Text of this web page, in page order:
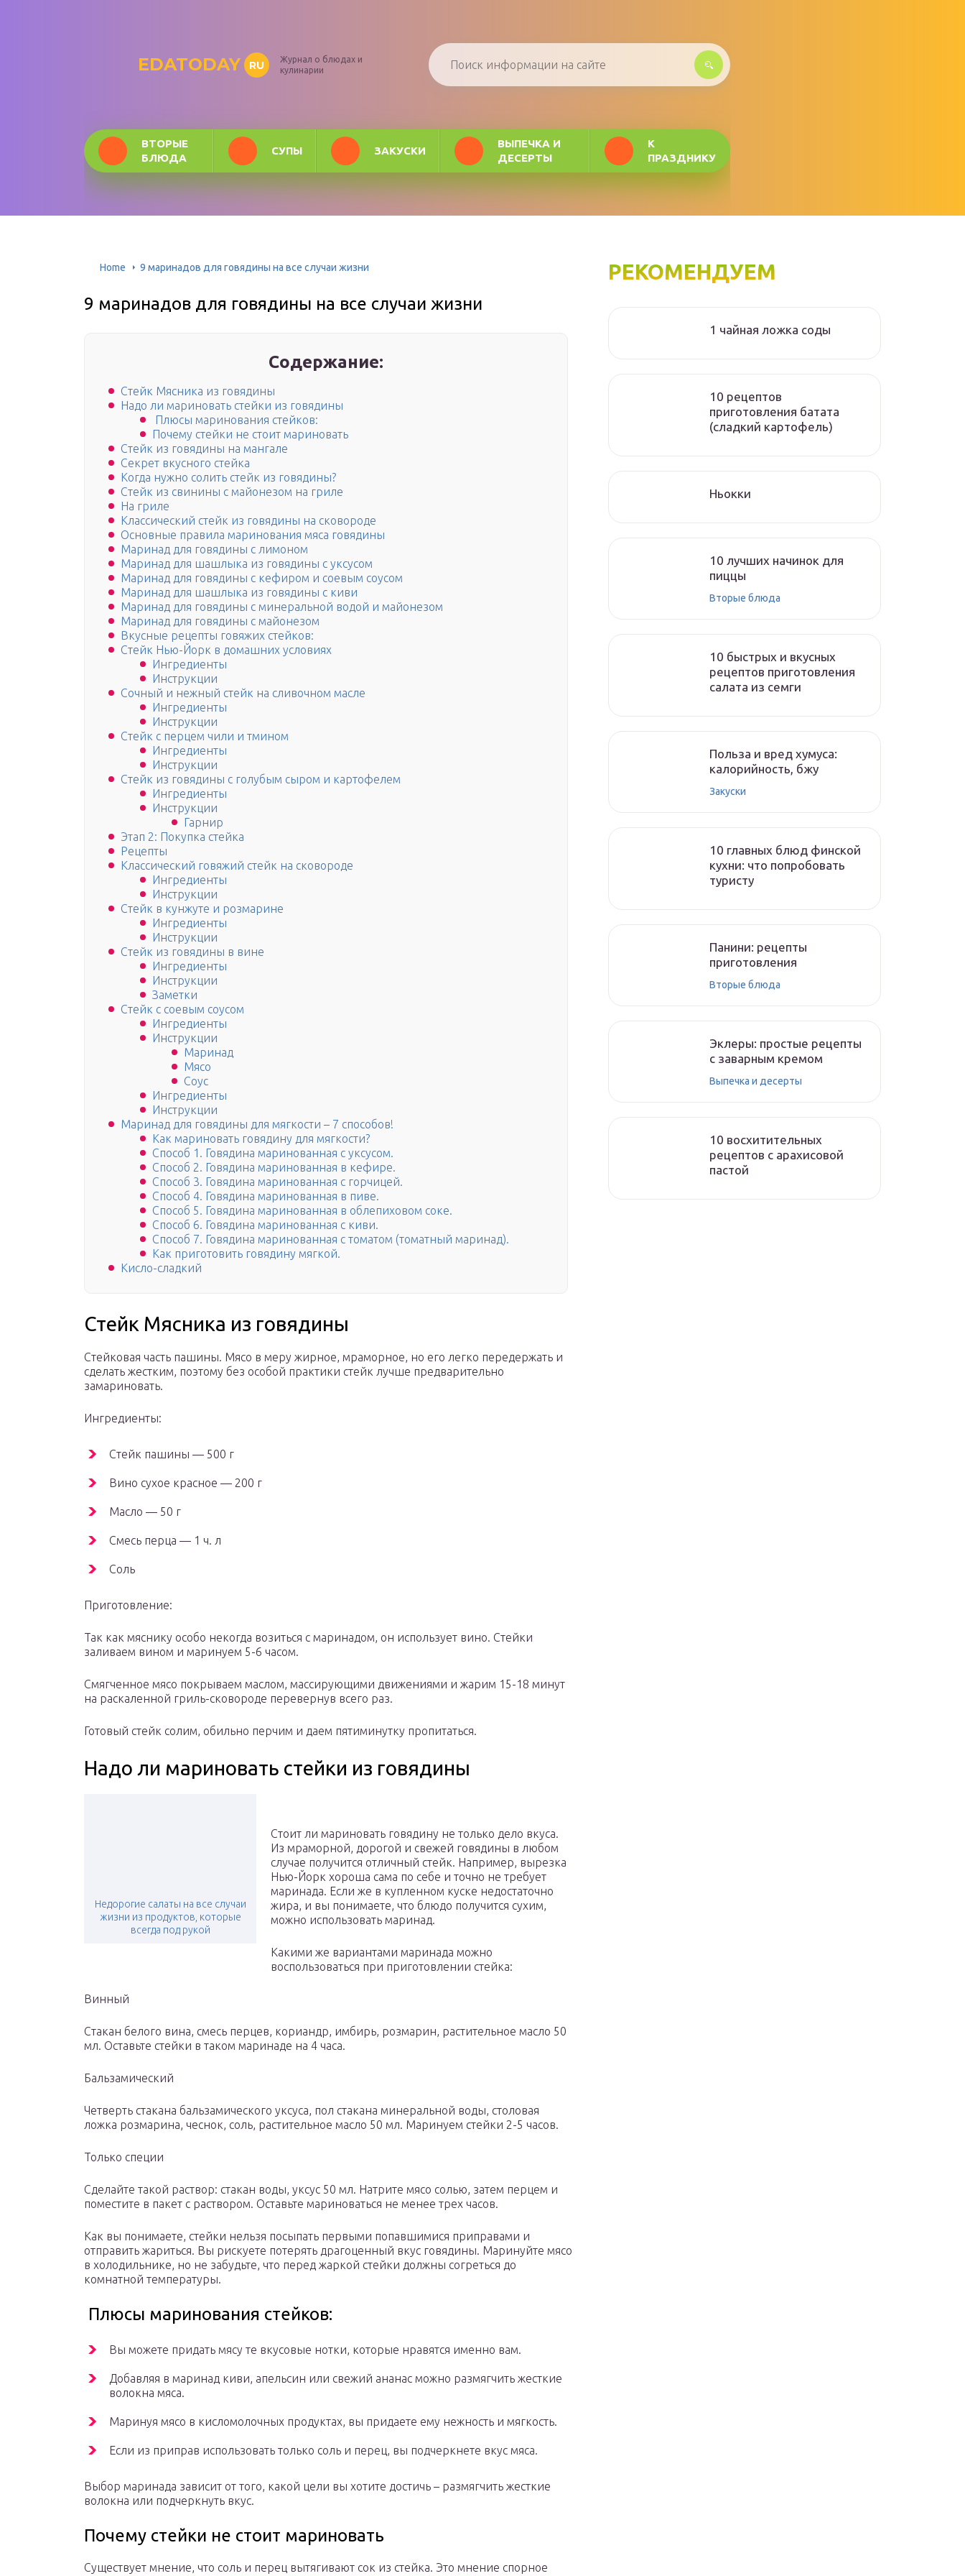
EDATODAY RU
Журнал о блюдах и
кулинарии
ВТОРЫЕ
БЛЮДА
СУПЫ ЗАКУСКИ
ВЫПЕЧКА И
ДЕСЕРТЫ
К
ПРАЗДНИКУ
Home 9 маринадов для говядины на все случаи жизни
9 маринадов для говядины на все случаи жизни
Содержание:
Стейк Мясника из говядины
Надо ли мариновать стейки из говядины
Плюсы маринования стейков:
Почему стейки не стоит мариновать
Стейк из говядины на мангале
Секрет вкусного стейка
Когда нужно солить стейк из говядины?
Стейк из свинины с майонезом на гриле
На гриле
Классический стейк из говядины на сковороде
Основные правила маринования мяса говядины
Маринад для говядины с лимоном
Маринад для шашлыка из говядины с уксусом
Маринад для говядины с кефиром и соевым соусом
Маринад для шашлыка из говядины с киви
Маринад для говядины с минеральной водой и майонезом
Маринад для говядины с майонезом
Вкусные рецепты говяжих стейков:
Стейк Нью-Йорк в домашних условиях
Ингредиенты
Инструкции
Сочный и нежный стейк на сливочном масле
Ингредиенты
Инструкции
Стейк с перцем чили и тмином
Ингредиенты
Инструкции
Стейк из говядины с голубым сыром и картофелем
Ингредиенты
Инструкции
Гарнир
Этап 2: Покупка стейка
Рецепты
Классический говяжий стейк на сковороде
Ингредиенты
Инструкции
Стейк в кунжуте и розмарине
Ингредиенты
Инструкции
Стейк из говядины в вине
Ингредиенты
Инструкции
Заметки
Стейк с соевым соусом
Ингредиенты
Инструкции
Маринад
Мясо
Соус
Ингредиенты
Инструкции
Маринад для говядины для мягкости – 7 способов!
Как мариновать говядину для мягкости?
Способ 1. Говядина маринованная с уксусом.
Способ 2. Говядина маринованная в кефире.
Способ 3. Говядина маринованная с горчицей.
Способ 4. Говядина маринованная в пиве.
Способ 5. Говядина маринованная в облепиховом соке.
Способ 6. Говядина маринованная с киви.
Способ 7. Говядина маринованная с томатом (томатный маринад).
Как приготовить говядину мягкой.
Кисло-сладкий
Стейк Мясника из говядины
Стейковая часть пашины. Мясо в меру жирное, мраморное, но его легко передержать и
сделать жестким, поэтому без особой практики стейк лучше предварительно
замариновать.
Ингредиенты:
Стейк пашины — 500 г
Вино сухое красное — 200 г
Масло — 50 г
Смесь перца — 1 ч. л
Соль
Приготовление:
Так как мяснику особо некогда возиться с маринадом, он использует вино. Стейки
заливаем вином и маринуем 5-6 часом.
Смягченное мясо покрываем маслом, массирующими движениями и жарим 15-18 минут
на раскаленной гриль-сковороде перевернув всего раз.
Готовый стейк солим, обильно перчим и даем пятиминутку пропитаться.
Надо ли мариновать стейки из говядины
Недорогие салаты на все случаи
жизни из продуктов, которые
всегда под рукой
Стоит ли мариновать говядину не только дело вкуса.
Из мраморной, дорогой и свежей говядины в любом
случае получится отличный стейк. Например, вырезка
Нью-Йорк хороша сама по себе и точно не требует
маринада. Если же в купленном куске недостаточно
жира, и вы понимаете, что блюдо получится сухим,
можно использовать маринад.
Какими же вариантами маринада можно
воспользоваться при приготовлении стейка:
Винный
Стакан белого вина, смесь перцев, кориандр, имбирь, розмарин, растительное масло 50
мл. Оставьте стейки в таком маринаде на 4 часа.
Бальзамический
Четверть стакана бальзамического уксуса, пол стакана минеральной воды, столовая
ложка розмарина, чеснок, соль, растительное масло 50 мл. Маринуем стейки 2-5 часов.
Только специи
Сделайте такой раствор: стакан воды, уксус 50 мл. Натрите мясо солью, затем перцем и
поместите в пакет с раствором. Оставьте мариноваться не менее трех часов.
Как вы понимаете, стейки нельзя посыпать первыми попавшимися приправами и
отправить жариться. Вы рискуете потерять драгоценный вкус говядины. Маринуйте мясо
в холодильнике, но не забудьте, что перед жаркой стейки должны согреться до
комнатной температуры.
Плюсы маринования стейков:
Вы можете придать мясу те вкусовые нотки, которые нравятся именно вам.
Добавляя в маринад киви, апельсин или свежий ананас можно размягчить жесткие
волокна мяса.
Маринуя мясо в кисломолочных продуктах, вы придаете ему нежность и мягкость.
Если из приправ использовать только соль и перец, вы подчеркнете вкус мяса.
Выбор маринада зависит от того, какой цели вы хотите достичь – размягчить жесткие
волокна или подчеркнуть вкус.
Почему стейки не стоит мариновать
Существует мнение, что соль и перец вытягивают сок из стейка. Это мнение спорное
РЕКОМЕНДУЕМ
1 чайная ложка соды
10 рецептов
приготовления батата
(сладкий картофель)
Ньокки
10 лучших начинок для
пиццы
Вторые блюда
10 быстрых и вкусных
рецептов приготовления
салата из семги
Польза и вред хумуса:
калорийность, бжу
Закуски
10 главных блюд финской
кухни: что попробовать
туристу
Панини: рецепты
приготовления
Вторые блюда
Эклеры: простые рецепты
с заварным кремом
Выпечка и десерты
10 восхитительных
рецептов с арахисовой
пастой